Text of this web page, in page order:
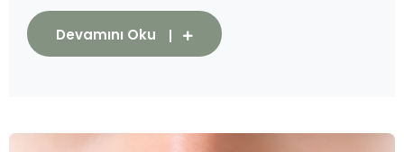
Devamını Oku